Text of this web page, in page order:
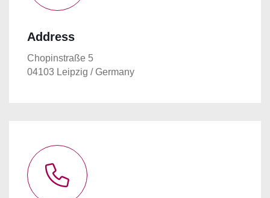
Address
Chopinstraße 5
04103 Leipzig / Germany